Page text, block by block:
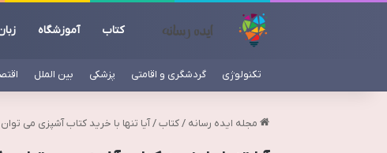
کتاب آموزشگاه
تکنولوژی گردشگری و اقامتی پزشکی بین الملل
مجله ایده رسانه / کتاب / آیا تنها با خرید کتاب آشپزی می